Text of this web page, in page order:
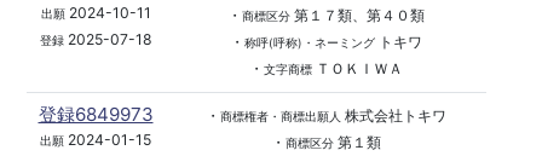
出願2024-10-11
登録2025-07-18
・ 商標区分第１７類、第４０類
・ 称呼(呼称)・ネーミングトキワ
・ 文字商標ＴＯＫＩＷＡ
登録6849973
出願 2024-01-15
・ 商標権者・商標出願人 株式会社トキワ
・ 商標区分第１類